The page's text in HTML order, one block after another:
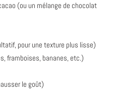
(ou un mélange de chocolat
pour une texture plus lisse)
framboises, bananes, etc.)
le goût)